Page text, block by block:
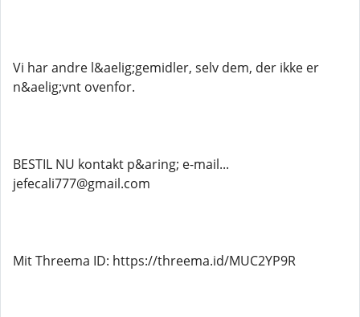
Vi har andre l&aelig;gemidler, selv dem, der ikke er
n&aelig;vnt ovenfor.
BESTIL NU kontakt p&aring; e-mail...
jefecali777@gmail.com
Mit Threema ID: https://threema.id/MUC2YP9R